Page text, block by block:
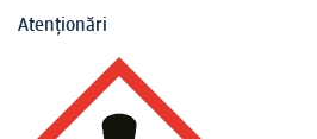
Atenționări